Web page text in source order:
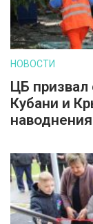
НОВОСТИ
ЦБ
Кубани и
наводнения